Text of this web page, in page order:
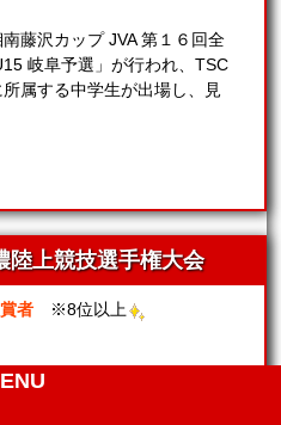
藤沢カップ JVA 第１６回全
岐阜予選」が行われ、TSC
属する中学生が出場し、見
陸上競技選手権大会
者 ※8位以上